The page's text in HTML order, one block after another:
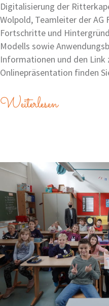
Digitalisierung der
Wolpold, Teamleiter der
Fortschritte und
Modells sowie
Informationen und den Link
Onlinepräsentation finden
Weiterlesen